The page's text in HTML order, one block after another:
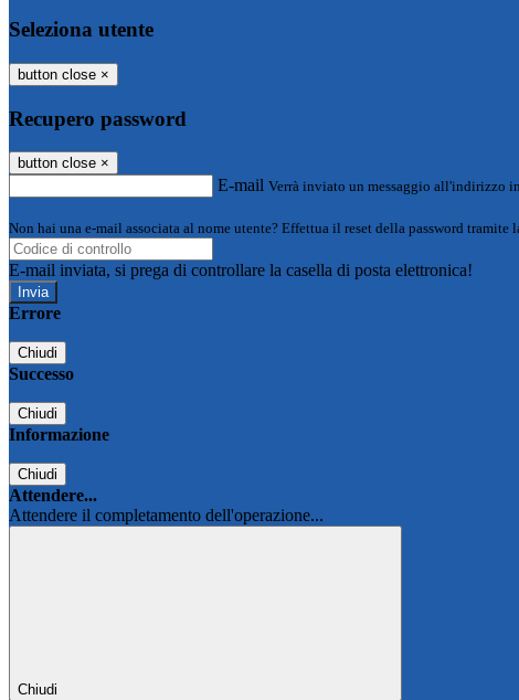
Seleziona utente
button close ×
Recupero password
button close ×
E-mail Verrà inviato un messaggio all'indirizzo
Non hai una e-mail associata al nome utente? Effettua il reset della password tramite
E-mail inviata, si prega di controllare la casella di posta elettronica!
Errore
Chiudi
Successo
Chiudi
Informazione
Chiudi
Attendere...
Attendere il completamento dell'operazione...
Chiudi